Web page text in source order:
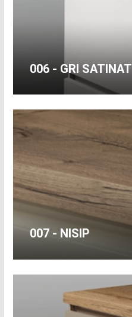
006 - GRI SATINAT
007 - NISIP